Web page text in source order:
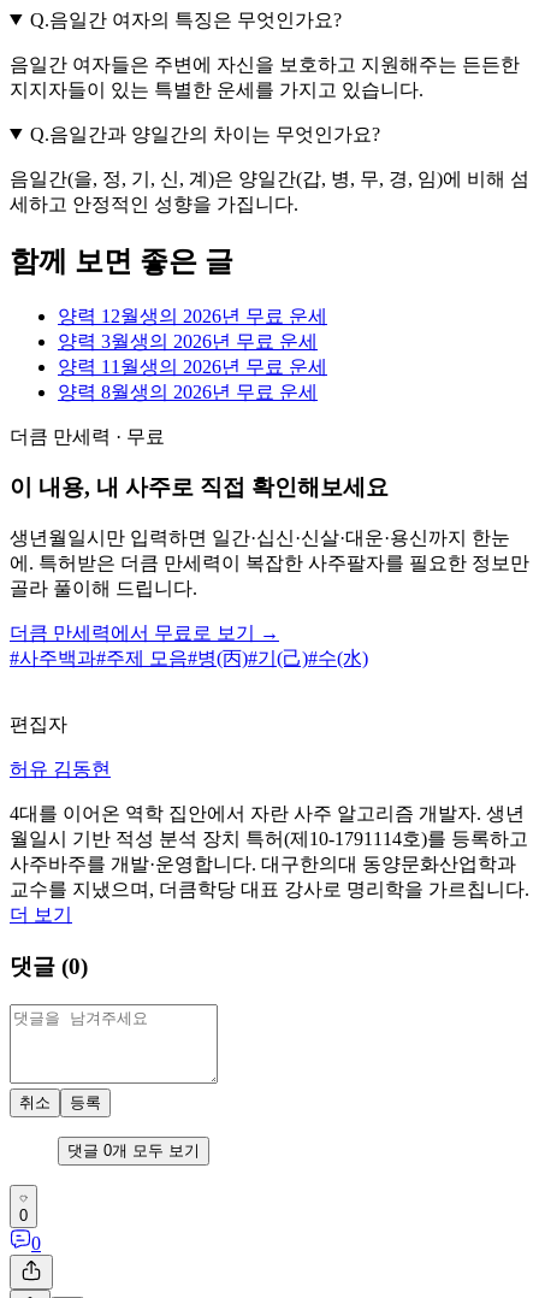
Q.음일간 여자의 특징은 무엇인가요?
음일간 여자들은 주변에 자신을 보호하고 지원해주는 든든한
지지자들이 있는 특별한 운세를 가지고 있습니다.
Q.음일간과 양일간의 차이는 무엇인가요?
음일간(을, 정, 기, 신, 계)은 양일간(갑, 병, 무, 경, 임)에 비해 섬
세하고 안정적인 성향을 가집니다.
함께 보면 좋은 글
양력 12월생의 2026년 무료 운세
양력 3월생의 2026년 무료 운세
양력 11월생의 2026년 무료 운세
양력 8월생의 2026년 무료 운세
더큼 만세력 · 무료
이 내용, 내 사주로 직접 확인해보세요
생년월일시만 입력하면 일간·십신·신살·대운·용신까지 한눈
에. 특허받은 더큼 만세력이 복잡한 사주팔자를 필요한 정보만
골라 풀이해 드립니다.
더큼 만세력에서 무료로 보기 →
#사주백과#주제 모음#병(丙)#기(己)#수(水)
편집자
허유 김동현
4대를 이어온 역학 집안에서 자란 사주 알고리즘 개발자. 생년
월일시 기반 적성 분석 장치 특허(제10-1791114호)를 등록하고
사주바주를 개발·운영합니다. 대구한의대 동양문화산업학과
교수를 지냈으며, 더큼학당 대표 강사로 명리학을 가르칩니다.
더 보기
댓글 (0)
취소 등록
댓글 0개 모두 보기
0
0